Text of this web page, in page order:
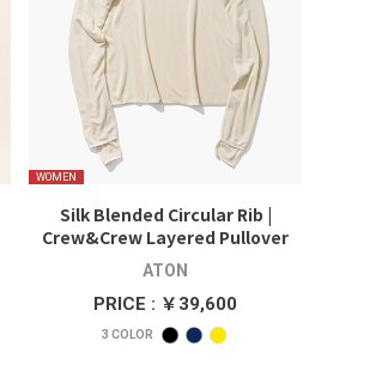
WOMEN
Silk Blended Circular Rib |
Crew&Crew Layered Pullover
ATON
PRICE : ￥39,600
3 COLOR